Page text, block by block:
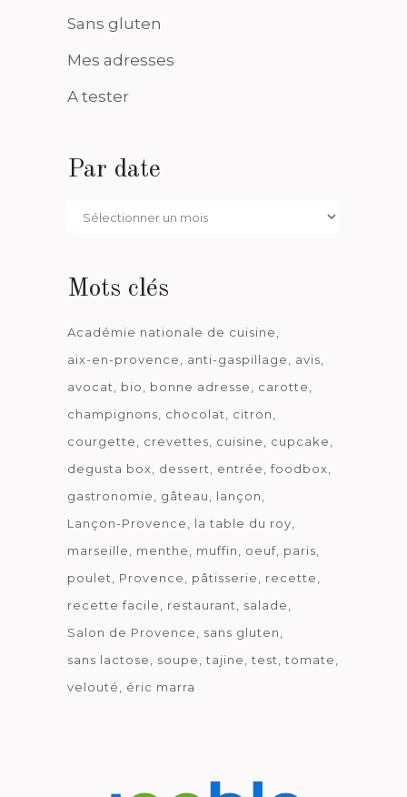
Sans gluten
Mes adresses
A tester
Par date
Par
Mots clés
Académie nationale de cuisine
aix-en-provence
anti-gaspillage
avis
avocat
bio bonne adresse
carotte
champignons
chocolat
citron
courgette
crevettes cuisine
cupcake
degusta box
dessert entrée
foodbox
gastronomie
gâteau
lançon
Lançon-Provence
la table du roy
marseille
menthe muffin oeuf paris
poulet
Provence pâtisserie
recette
recette facile
restaurant
salade
Salon de Provence
sans gluten
sans lactose
soupe tajine test tomate
velouté
éric marra